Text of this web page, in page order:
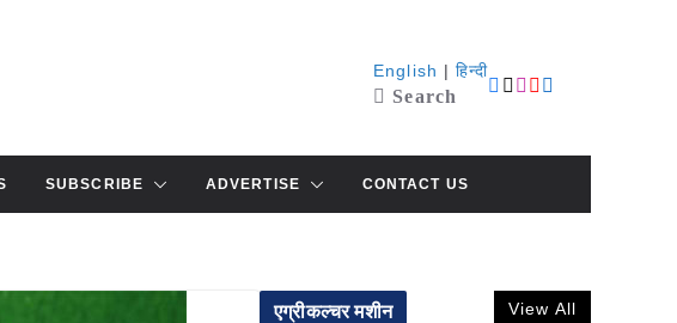
English | हिन्दी
Search
SUBSCRIBE ADVERTISE CONTACT US
एग्रीकल्चर मशीन View All